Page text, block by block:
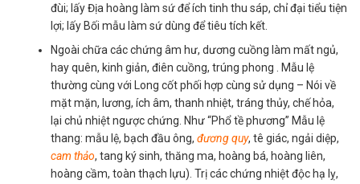
đùi; lấy Địa hoàng làm sứ để ích tinh thu sáp, chỉ đại tiểu tiện
lợi; lấy Bối mẫu làm sứ dùng để tiêu tích kết.
Ngoài chữa các chứng âm hư, dương cuồng làm mất ngủ,
hay quên, kinh giản, điên cuồng, trúng phong . Mẫu lệ
thường cùng với Long cốt phối hợp cùng sử dụng – Nói về
mặt mặn, lương, ích âm, thanh nhiệt, tráng thủy, chế hỏa,
lại chủ nhiệt ngược chứng. Như “Phổ tề phương” Mẫu lệ
thang: mẫu lệ, bạch đầu ông,đương quy, tê giác, ngải diệp,
cam thảo, tang ký sinh, thăng ma, hoàng bá, hoàng liên,
hoàng cầm, toàn thạch lựu). Trị các chứng nhiệt độc hạ lỵ,